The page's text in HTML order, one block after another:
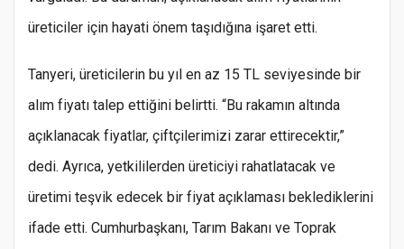
üreticiler için hayati önem taşıdığına işaret etti.
Tanyeri, üreticilerin bu yıl en az 15 TL seviyesinde bir
alım fiyatı talep ettiğini belirtti. “Bu rakamın altında
açıklanacak fiyatlar, çiftçilerimizi zarar ettirecektir,”
dedi. Ayrıca, yetkililerden üreticiyi rahatlatacak ve
üretimi teşvik edecek bir fiyat açıklaması beklediklerini
ifade etti. Cumhurbaşkanı, Tarım Bakanı ve Toprak